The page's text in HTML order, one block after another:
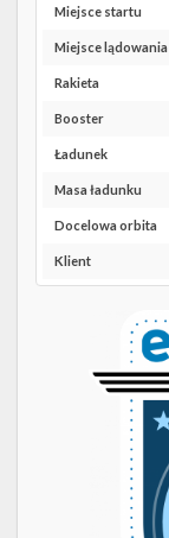
Kalendarze
Miejsce startu
Miejsce lądowania
Rakieta
Booster
Ładunek
Masa ładunku
Docelowa orbita
Klient